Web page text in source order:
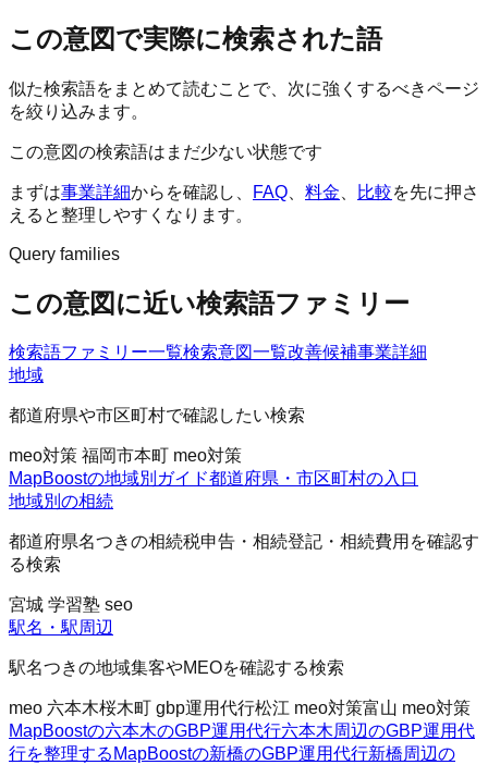
この意図で実際に検索された語
似た検索語をまとめて読むことで、次に強くするべきページ
を絞り込みます。
この意図の検索語はまだ少ない状態です
まずは事業詳細からを確認し、 FAQ 料金 比較を先に押さ
えると整理しやすくなります。
Query families
この意図に近い検索語ファミリー
検索語ファミリー一覧検索意図一覧改善候補事業詳細
地域
都道府県や市区町村で確認したい検索
meo対策 福岡市本町 meo対策
MapBoostの地域別ガイド都道府県・市区町村の入口
地域別の相続
都道府県名つきの相続税申告・相続登記・相続費用を確認す
る検索
宮城 学習塾 seo
駅名・駅周辺
駅名つきの地域集客やMEOを確認する検索
meo 六本木桜木町 gbp運用代行松江 meo対策富山 meo対策
MapBoostの六本木のGBP運用代行六本木周辺のGBP運用代
行を整理する MapBoostの新橋のGBP運用代行新橋周辺の